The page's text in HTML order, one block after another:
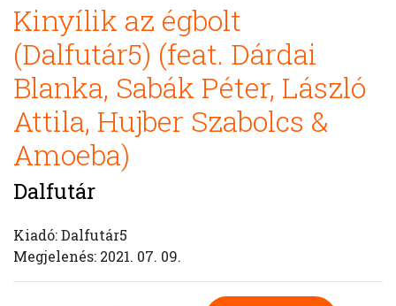
Kinyílik az égbolt
(Dalfutár5) (feat. Dárdai
Blanka, Sabák Péter, László
Attila, Hujber Szabolcs &
Amoeba)
Dalfutár
Kiadó: Dalfutár5
Megjelenés: 2021. 07. 09.